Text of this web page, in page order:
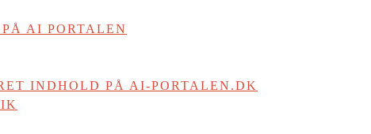
AI PORTALEN
INDHOLD PÅ AI-PORTALEN.DK